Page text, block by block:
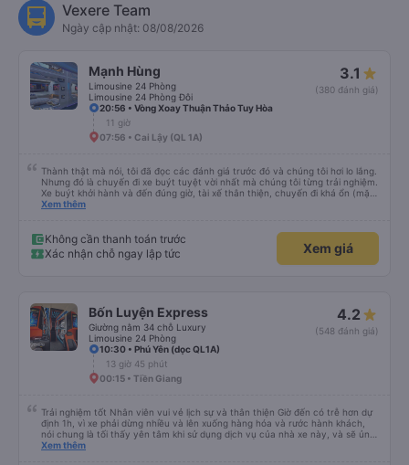
Vexere Team
Ngày cập nhật: 08/08/2026
Mạnh Hùng
Limousine 24 Phòng
Limousine 24 Phòng Đôi
3.1
(380 đánh giá)
20:56 • Vòng Xoay Thuận Thảo Tuy Hòa
11 giờ
07:56 • Cai Lậy (QL 1A)
Thành thật mà nói, tôi đã đọc các đánh giá trước đó và chúng tôi hơi lo lắng.
Nhưng đó là chuyến đi xe buýt tuyệt vời nhất mà chúng tôi từng trải nghiệm.
Xe buýt khởi hành và đến đúng giờ, tài xế thân thiện, chuyến đi khá ổn (mặc
dù vẫn hơi xóc, nhưng đó là đặc trưng của Việt Nam ^^), và chỗ ngồi thoải
Xem thêm
Không cần thanh toán trước
Xác nhận chỗ ngay lập tức
Xem giá
Bốn Luyện Express
Giường nằm 34 chỗ Luxury
Limousine 24 Phòng
4.2
(548 đánh giá)
10:30 • Phú Yên (dọc QL1A)
13 giờ 45 phút
00:15 • Tiền Giang
Trải nghiệm tốt Nhân viên vui vẻ lịch sự và thân thiện Giờ đến có trễ hơn dự
định 1h, vì xe phải dừng nhiều và lên xuống hàng hóa và rước hành khách,
nói chung là tối thấy yên tâm khi sử dụng dịch vụ của nhà xe này, và sẽ ủng
hộ và giới thiệu cho người thân sử dụng dịch vụ của nhà xe này
Xem thêm